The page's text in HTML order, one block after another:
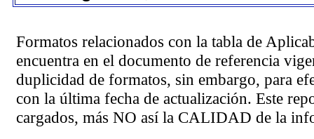
Formatos relacionados con la tabla de
encuentra en el documento de referencia
duplicidad de formatos, sin embargo, para
con la última fecha de actualización. Este
cargados, más NO así la CALIDAD de la